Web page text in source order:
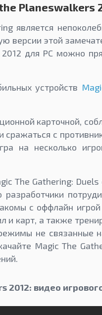
Planeswalkers
является
версии этой
для PC можно
устройств
карточной,
с
на несколько
The Gathering:
с оффлайн игрой
и карт, а также
не связанные
Magic The
видео